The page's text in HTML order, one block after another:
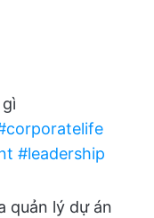
#leadership
quản lý dự án